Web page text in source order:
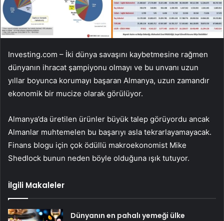
Investing.com – İki dünya savaşını kaybetmesine rağmen
dünyanın ihracat şampiyonu olmayı ve bu unvanı uzun
yıllar boyunca korumayı başaran Almanya, uzun zamandır
ekonomik bir mucize olarak görülüyor.
Almanya’da üretilen ürünler büyük talep görüyordu ancak
Almanlar muhtemelen bu başarıyı asla tekrarlayamayacak.
Finans blogu için çok ödüllü makroekonomist Mike
Shedlock bunun neden böyle olduğuna ışık tutuyor.
İlgili Makaleler
Dünyanın en pahalı yemeği ülke